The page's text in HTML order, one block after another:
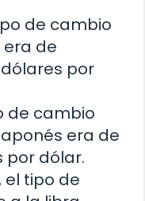
de cambio
de
por
de cambio
era de
por dólar.
el tipo de